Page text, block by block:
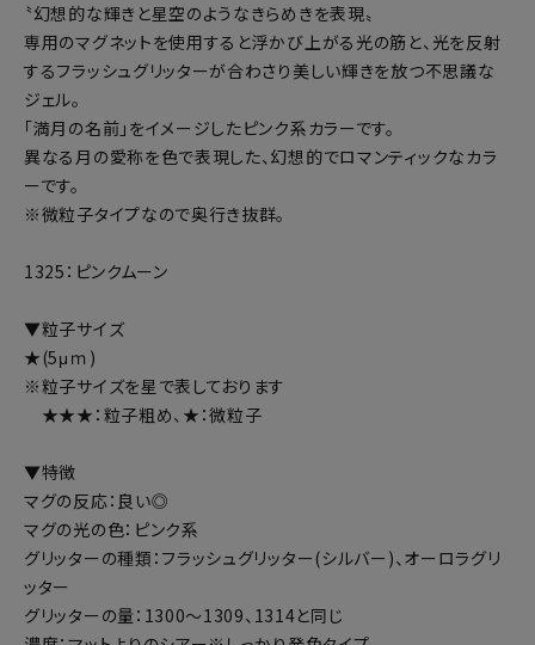
〝幻想的な輝きと星空のようなきらめきを表現〟
専用のマグネットを使用すると浮かび上がる光の筋と、光を反射
するフラッシュグリッターが合わさり美しい輝きを放つ不思議な
ジェル。
「満月の名前」をイメージしたピンク系カラーです。
異なる月の愛称を色で表現した、幻想的でロマンティックなカラ
ーです。
※微粒子タイプなので奥行き抜群。
1325：ピンクムーン
▼粒子サイズ
★(5μｍ)
※粒子サイズを星で表しております
★★★：粒子粗め、★：微粒子
▼特徴
マグの反応：良い◎
マグの光の色：ピンク系
グリッターの種類：フラッシュグリッター(シルバー)、オーロラグリ
ッター
グリッターの量：1300～1309、1314と同じ